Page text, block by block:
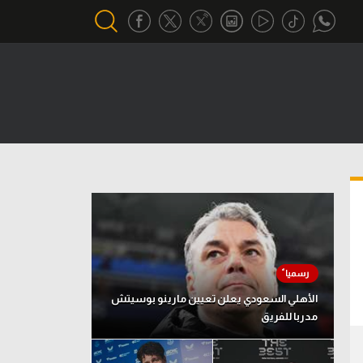
تحقيق في الجول
تقرير في الجول
تحليل في الجول
حكايات في الجول
كويز في الجول
فيديو في الجول
الأهلي السعودي يعلن تعيين مارينو بوسيتش
مدربا للفريق